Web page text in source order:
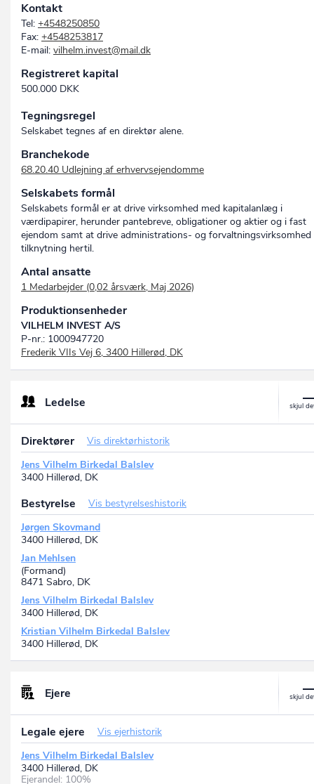
Kontakt
Tel: +4548250850
Fax: +4548253817
E-mail: vilhelm.invest@mail.dk
Registreret kapital
500.000 DKK
Tegningsregel
Selskabet tegnes af en direktør alene.
Branchekode
68.20.40 Udlejning af erhvervsejendomme
Selskabets formål
Selskabets formål er at drive virksomhed med kapitalanlæg i
værdipapirer, herunder pantebreve, obligationer og aktier og i fast
ejendom samt at drive administrations- og forvaltningsvirksomhed
tilknytning hertil.
Antal ansatte
1 Medarbejder (0,02 årsværk, Maj 2026)
Produktionsenheder
VILHELM INVEST A/S
P-nr.: 1000947720
Frederik VIIs Vej 6, 3400 Hillerød, DK
Ledelse
Direktører
Vis direktørhistorik
Jens Vilhelm Birkedal Balslev
3400 Hillerød, DK
Bestyrelse
Vis bestyrelseshistorik
Jørgen Skovmand
3400 Hillerød, DK
Jan Mehlsen
(Formand)
8471 Sabro, DK
Jens Vilhelm Birkedal Balslev
3400 Hillerød, DK
Kristian Vilhelm Birkedal Balslev
3400 Hillerød, DK
Ejere
Legale ejere
Vis ejerhistorik
Jens Vilhelm Birkedal Balslev
3400 Hillerød, DK
Ejerandel: 100%